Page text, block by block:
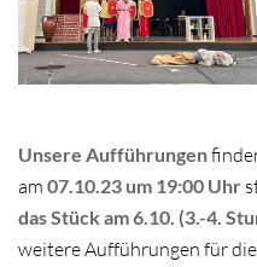
Unsere Aufführungen
am 07.10.23 um 19:00 Uhr
das Stück am 6.10. (3.-4.
weitere Aufführungen für die